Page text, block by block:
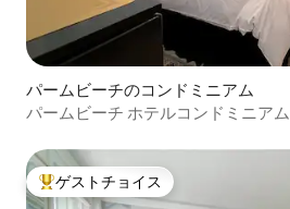
パームビーチのコンドミニアム
パームビーチ ホテルコンドミニアム
大好評のゲストチョイスです。
ゲストチョイス